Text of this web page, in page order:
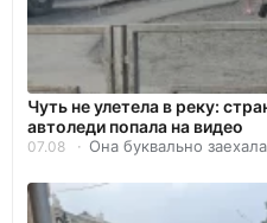
Чуть не улетела в реку:
автоледи попала на видео
07.08 Она буквально